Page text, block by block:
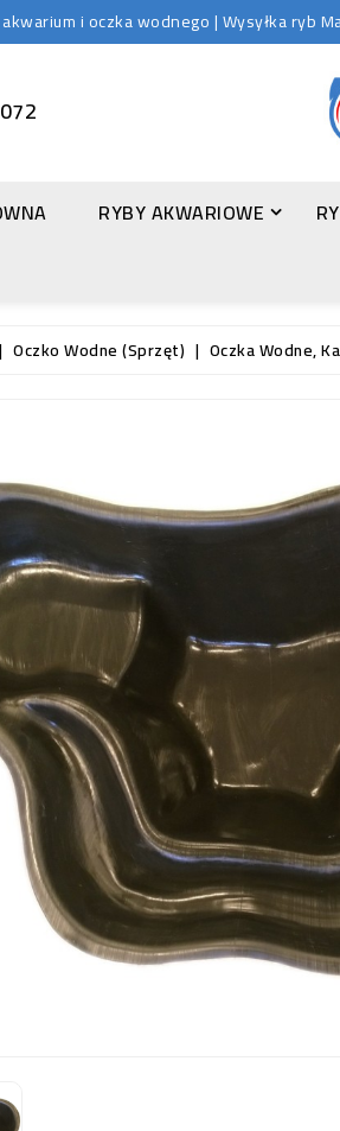
i oczka wodnego | Wysyłka ryb
RYBY AKWARIOWE
Oczko Wodne (sprzęt) Oczka Wodne,